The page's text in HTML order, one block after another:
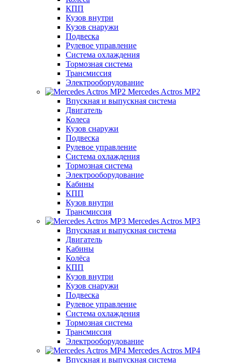
КПП
Кузов внутри
Кузов снаружи
Подвеска
Рулевое управление
Система охлаждения
Тормозная система
Трансмиссия
Электрооборудование
Mercedes Actros MP2
Впускная и выпускная система
Двигатель
Колеса
Кузов снаружи
Подвеска
Рулевое управление
Система охлаждения
Тормозная система
Электрооборудование
Кабины
КПП
Кузов внутри
Трансмиссия
Mercedes Actros MP3
Впускная и выпускная система
Двигатель
Кабины
Колёса
КПП
Кузов внутри
Кузов снаружи
Подвеска
Рулевое управление
Система охлаждения
Тормозная система
Трансмиссия
Электрооборудование
Mercedes Actros MP4
Впускная и выпускная система